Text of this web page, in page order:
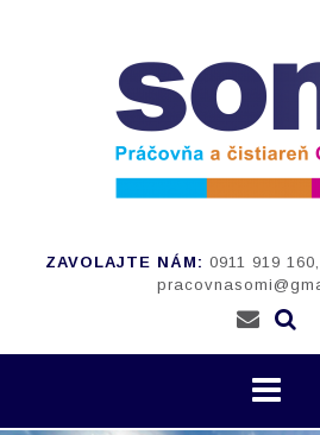
ZAVOLAJTE NÁM: 0911 919